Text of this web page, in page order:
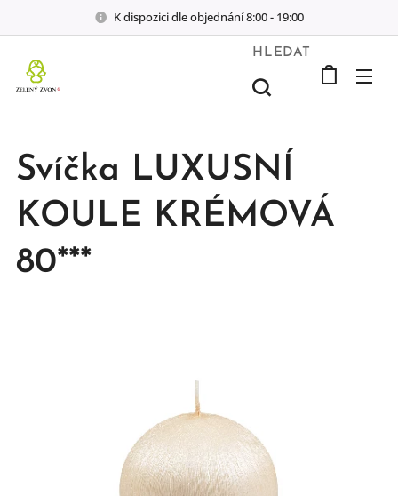
K dispozici dle objednání 8:00 - 19:00
HLEDAT
Svíčka LUXUSNÍ
KOULE KRÉMOVÁ
80***